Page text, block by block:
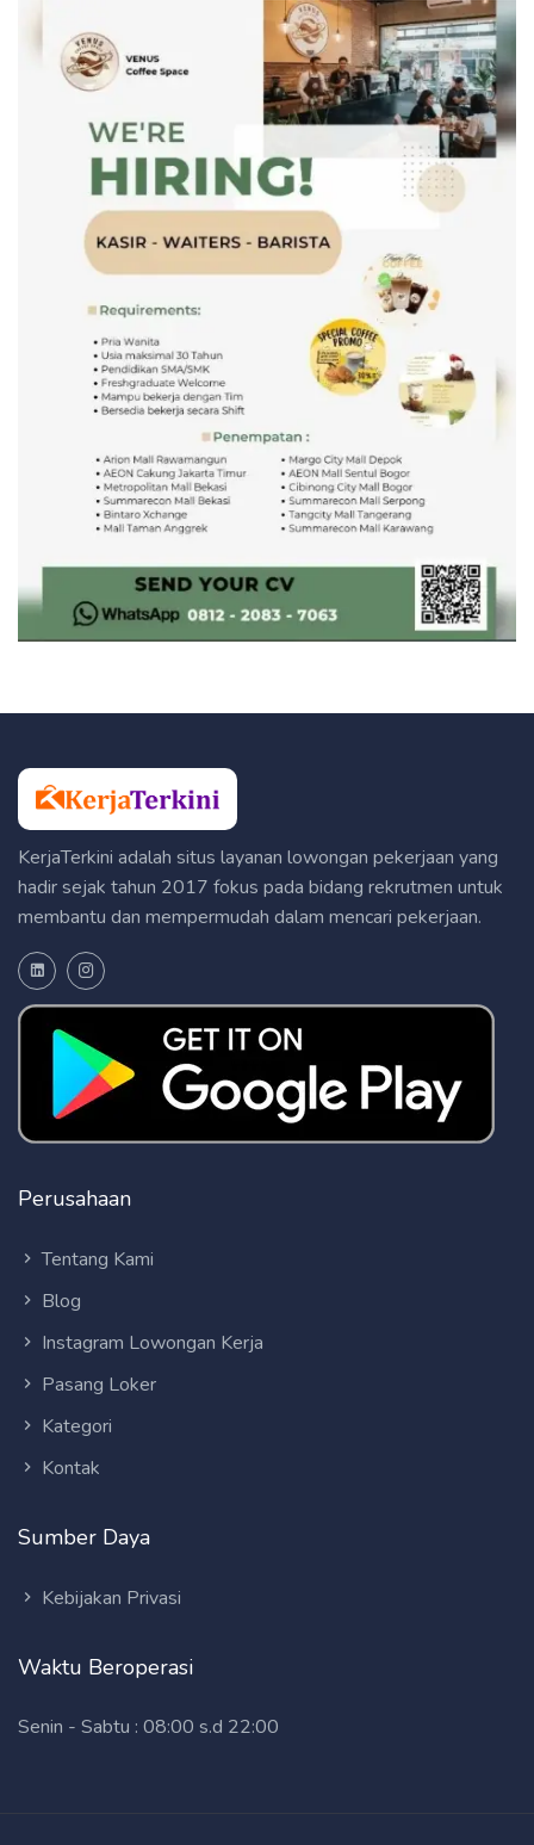
KerjaTerkini adalah situs layanan lowongan pekerjaan yang
hadir sejak tahun 2017 fokus pada bidang rekrutmen untuk
membantu dan mempermudah dalam mencari pekerjaan.
Perusahaan
Tentang Kami
Blog
Instagram Lowongan Kerja
Pasang Loker
Kategori
Kontak
Sumber Daya
Kebijakan Privasi
Waktu Beroperasi
Senin - Sabtu : 08:00 s.d 22:00